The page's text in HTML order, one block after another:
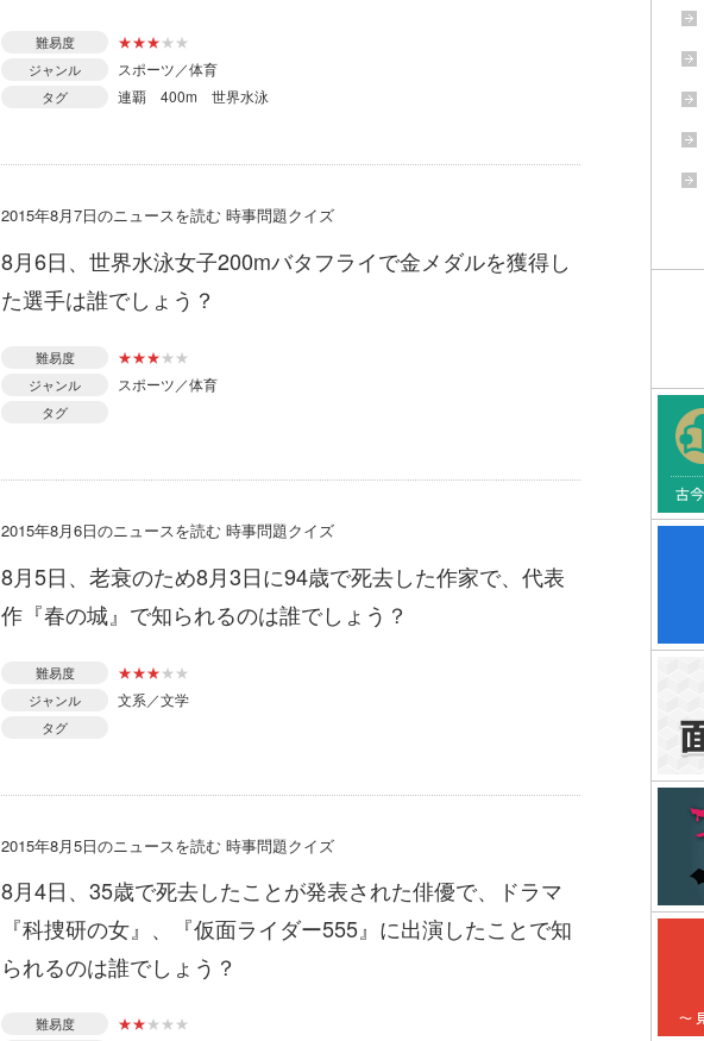
難易度 ★★★★ ★
ジャンル スポーツ／体育
タグ 連覇 400m 世界水泳
2015年8月7日のニュースを読む 時事問題クイズ
8月6日、世界水泳女子200mバタフライで金メダルを獲得し
た選手は誰でしょう？
難易度 ★★★★ ★
ジャンル スポーツ／体育
タグ
2015年8月6日のニュースを読む 時事問題クイズ
8月5日、老衰のため8月3日に94歳で死去した作家で、代表
作『春の城』で知られるのは誰でしょう？
難易度 ★★★★ ★
ジャンル 文系／文学
タグ
2015年8月5日のニュースを読む 時事問題クイズ
8月4日、35歳で死去したことが発表された俳優で、ドラマ
『科捜研の女』、『仮面ライダー555』に出演したことで知
られるのは誰でしょう？
難易度 ★★★ ★ ★